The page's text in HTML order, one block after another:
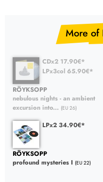
More of
CDx2 17.90€*
LPx3col 65.90€*
RÖYKSOPP
nebulous nights - an ambient
excursion into... (EU 26)
LPx2 34.90€*
RÖYKSOPP
profound mysteries I (EU 22)